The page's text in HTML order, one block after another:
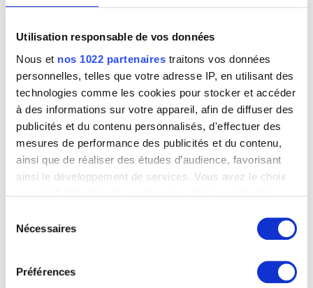
Utilisation responsable de vos données
Nous et nos 1022 partenaires traitons vos données
personnelles, telles que votre adresse IP, en utilisant des
technologies comme les cookies pour stocker et accéder
à des informations sur votre appareil, afin de diffuser des
publicités et du contenu personnalisés, d'effectuer des
mesures de performance des publicités et du contenu,
ainsi que de réaliser des études d’audience, favorisant
ainsi le développement de services. Vous avez le choix
quant à l'utilisation de vos données et à leurs finalités.
tout moment en consultant la Déclaration relative aux
cookies ou en cliquant sur l'icône de confidentialité.
Si vous le permettez, nous aimerions également :
Nécessaires
Préférences
Groupe de famille